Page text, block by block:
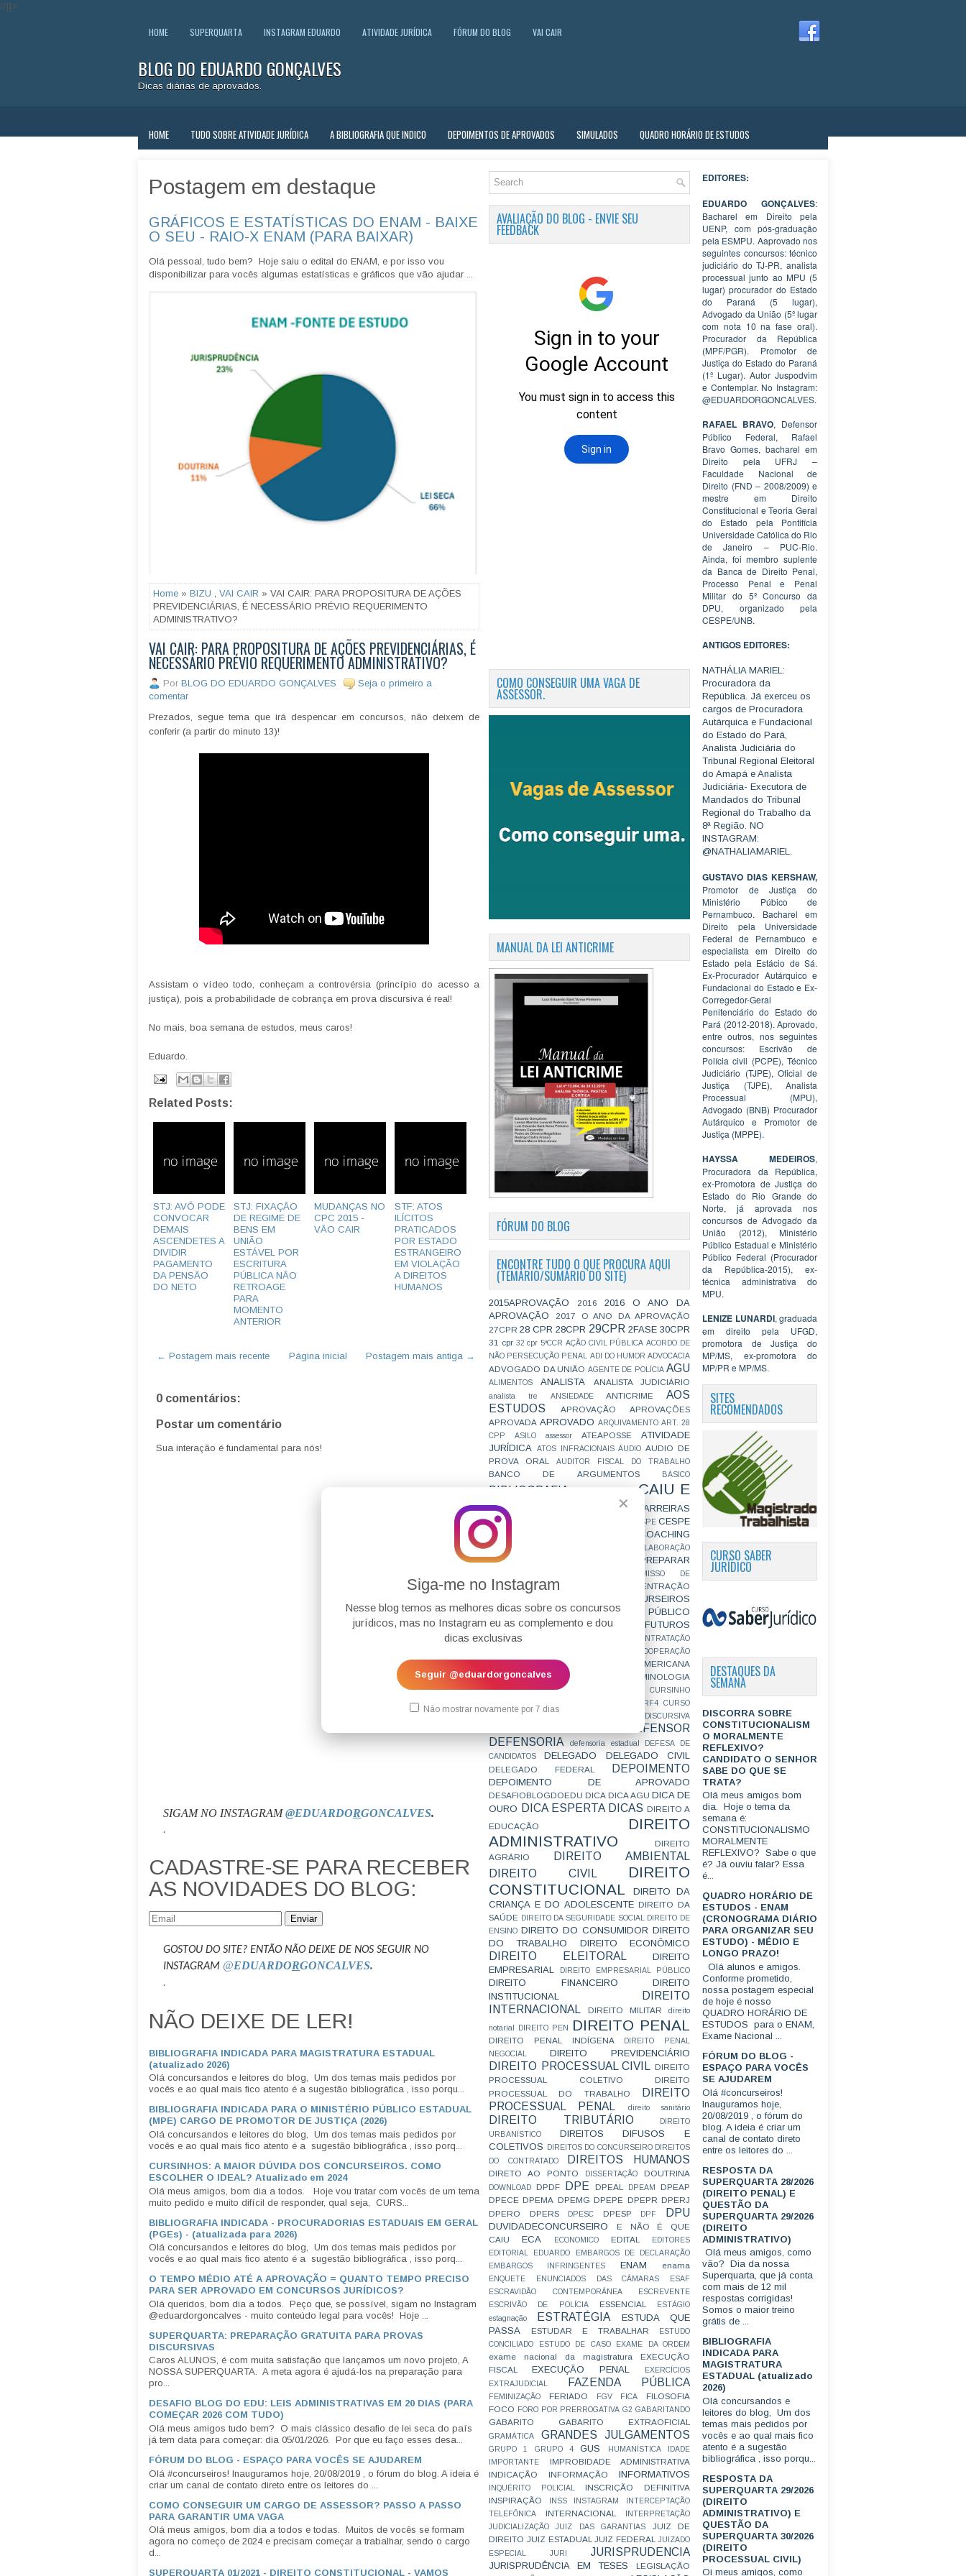
//]]>
HOME SUPERQUARTA INSTAGRAM EDUARDO ATIVIDADE JURÍDICA FÓRUM DO BLOG VAI CAIR
BLOG DO EDUARDO GONÇALVES
Dicas diárias de aprovados.
HOME TUDO SOBRE ATIVIDADE JURÍDICA A BIBLIOGRAFIA QUE INDICO DEPOIMENTOS DE APROVADOS SIMULADOS QUADRO HORÁRIO DE ESTUDOS
✕
Siga-me no Instagram
Nesse blog temos as melhores dicas sobre os concursos
jurídicos, mas no Instagram eu as complemento e dou
dicas exclusivas
Seguir @eduardorgoncalves
Não mostrar novamente por 7 dias
Postagem em destaque
GRÁFICOS E ESTATÍSTICAS DO ENAM - BAIXE
O SEU - RAIO-X ENAM (PARA BAIXAR)
Olá pessoal, tudo bem? Hoje saiu o edital do ENAM, e por isso vou
disponibilizar para vocês algumas estatísticas e gráficos que vão ajudar ...
Home » BIZU , VAI CAIR » VAI CAIR: PARA PROPOSITURA DE AÇÕES
PREVIDENCIÁRIAS, É NECESSÁRIO PRÉVIO REQUERIMENTO
ADMINISTRATIVO?
VAI CAIR: PARA PROPOSITURA DE AÇÕES PREVIDENCIÁRIAS, É
NECESSÁRIO PRÉVIO REQUERIMENTO ADMINISTRATIVO?
Por BLOG DO EDUARDO GONÇALVES
Seja o primeiro a
comentar
Prezados, segue tema que irá despencar em concursos, não deixem de
conferir (a partir do minuto 13)!
Assistam o vídeo todo, conheçam a controvérsia (princípio do acesso a
justiça), pois a probabilidade de cobrança em prova discursiva é real!
No mais, boa semana de estudos, meus caros!
Eduardo.
Related Posts:
STJ: AVÔ PODE
CONVOCAR
DEMAIS
ASCENDETES A
DIVIDIR
PAGAMENTO
DA PENSÃO
DO NETO
STJ: FIXAÇÃO
DE REGIME DE
BENS EM
UNIÃO
ESTÁVEL POR
ESCRITURA
PÚBLICA NÃO
RETROAGE
PARA
MOMENTO
ANTERIOR
MUDANÇAS NO
CPC 2015 -
VÃO CAIR
STF: ATOS
ILÍCITOS
PRATICADOS
POR ESTADO
ESTRANGEIRO
EM VIOLAÇÃO
A DIREITOS
HUMANOS
← Postagem mais recente Postagem mais antiga →
Página inicial
0 comentários:
Postar um comentário
Sua interação é fundamental para nós!
SIGAM NO INSTAGRAM@EDUARDORGONCALVES.
.
CADASTRE-SE PARA RECEBER
AS NOVIDADES DO BLOG:
Enviar
GOSTOU DO SITE? ENTÃO NÃO DEIXE DE NOS SEGUIR NO
INSTAGRAM @EDUARDORGONCALVES.
.
NÃO DEIXE DE LER!
BIBLIOGRAFIA INDICADA PARA MAGISTRATURA ESTADUAL
(atualizado 2026)
Olá concursandos e leitores do blog, Um dos temas mais pedidos por
vocês e ao qual mais fico atento é a sugestão bibliográfica , isso porqu...
BIBLIOGRAFIA INDICADA PARA O MINISTÉRIO PÚBLICO ESTADUAL
(MPE) CARGO DE PROMOTOR DE JUSTIÇA (2026)
Olá concursandos e leitores do blog, Um dos temas mais pedidos por
vocês e ao qual mais fico atento é a sugestão bibliográfica , isso porq...
CURSINHOS: A MAIOR DÚVIDA DOS CONCURSEIROS. COMO
ESCOLHER O IDEAL? Atualizado em 2024
Olá meus amigos, bom dia a todos. Hoje vou tratar com vocês de um tema
muito pedido e muito difícil de responder, qual seja, CURS...
BIBLIOGRAFIA INDICADA - PROCURADORIAS ESTADUAIS EM GERAL
(PGEs) - (atualizada para 2026)
Olá concursandos e leitores do blog, Um dos temas mais pedidos por
vocês e ao qual mais fico atento é a sugestão bibliográfica , isso porq...
O TEMPO MÉDIO ATÉ A APROVAÇÃO = QUANTO TEMPO PRECISO
PARA SER APROVADO EM CONCURSOS JURÍDICOS?
Olá queridos, bom dia a todos. Peço que, se possível, sigam no Instagram
@eduardorgoncalves - muito conteúdo legal para vocês! Hoje ...
SUPERQUARTA: PREPARAÇÃO GRATUITA PARA PROVAS
DISCURSIVAS
Caros ALUNOS, é com muita satisfação que lançamos um novo projeto, A
NOSSA SUPERQUARTA. A meta agora é ajudá-los na preparação para
pro...
DESAFIO BLOG DO EDU: LEIS ADMINISTRATIVAS EM 20 DIAS (PARA
COMEÇAR 2026 COM TUDO)
Olá meus amigos tudo bem? O mais clássico desafio de lei seca do país
já tem data para começar: dia 05/01/2026. Por que eu faço esses desa...
FÓRUM DO BLOG - ESPAÇO PARA VOCÊS SE AJUDAREM
Olá #concurseiros! Inauguramos hoje, 20/08/2019 , o fórum do blog. A ideia é
criar um canal de contato direto entre os leitores do ...
COMO CONSEGUIR UM CARGO DE ASSESSOR? PASSO A PASSO
PARA GARANTIR UMA VAGA
Olá meus amigos, bom dia a todos e todas. Muitos de vocês se formam
agora no começo de 2024 e precisam começar a trabalhar, sendo o cargo
d...
SUPERQUARTA 01/2021 - DIREITO CONSTITUCIONAL - VAMOS
AVALIAÇÃO DO BLOG - ENVIE SEU
FEEDBACK
COMO CONSEGUIR UMA VAGA DE
ASSESSOR.
MANUAL DA LEI ANTICRIME
FÓRUM DO BLOG
ENCONTRE TUDO O QUE PROCURA AQUI
(TEMÁRIO/SUMÁRIO DO SITE)
2015APROVAÇÃO 2016
2016 O ANO DA
APROVAÇÃO
2017 O ANO DA APROVAÇÃO
27CPR 28 CPR 28CPR 29CPR 2FASE 30CPR
31 cpr 32 cpr 5ªCCR AÇÃO CIVIL PÚBLICA ACORDO DE
NÃO PERSECUÇÃO PENAL
ADI DO HUMOR ADVOCACIA
ADVOGADO DA UNIÃO AGENTE DE POLÍCIA AGU
ALIMENTOS ANALISTA ANALISTA JUDICIÁRIO
analista tre ANSIEDADE ANTICRIME
AOS
ESTUDOS
APROVAÇÃO
APROVAÇÕES
APROVADA APROVADO ARQUIVAMENTO ART. 28
CPP
ASILO assessor ATEAPOSSE
ATIVIDADE
JURÍDICA
ATOS INFRACIONAIS ÁUDIO AUDIO DE
PROVA ORAL
AUDITOR FISCAL DO TRABALHO
BANCO DE ARGUMENTOS BÁSICO
BIBLIOGRAFIA
CAIU E
VAI CAIR
CARREIRAS
CARREIRAS
JURÍDICAS
CEBRASPE CESPE
CF COACHING
CÓDIGO DE TRÂNSITO BRASILEIRO
COLABORAÇÃO
COMBATE À CORRUPÇÃO
COMO SE PREPARAR
COMPROMISSO DE
AJUSTAMENTO DE CONDUTA
CONCENTRAÇÃO
CONCURSEIROS
CONCURSO
CONCURSO PÚBLICO
CONCURSOS
CONCURSOS FUTUROS
CONCURSOS NÍVEL HARD
CONTRATAÇÃO
COOPERAÇÃO
CORTE INTERAMERICANA
CPC2015
CPI
CRIMINOLOGIA
CRONOGRAMA
CTB CURSINHO
CURSO ESTUDO DE CASO - TRF4
CURSO
PARA A SUBJETIVA
CURSO PROVA DISCURSIVA
DEFENSOR
DEFENSORIA
defensoria estadual
DEFESA DE
CANDIDATOS
DELEGADO DELEGADO CIVIL
DELEGADO FEDERAL DEPOIMENTO
DEPOIMENTO DE APROVADO
DESAFIOBLOGDOEDU DICA DICA AGU DICA DE
OURO DICA ESPERTA DICAS DIREITO A
EDUCAÇÃO
DIREITO
ADMINISTRATIVO
DIREITO
AGRÁRIO
DIREITO AMBIENTAL
DIREITO CIVIL
DIREITO
CONSTITUCIONAL
DIREITO DA
CRIANÇA E DO ADOLESCENTE DIREITO DA
SAÚDE
DIREITO DA SEGURIDADE SOCIAL
DIREITO DE
ENSINO DIREITO DO CONSUMIDOR DIREITO
DO TRABALHO
DIREITO ECONÔMICO
DIREITO ELEITORAL
DIREITO
EMPRESARIAL
DIREITO EMPRESARIAL PÚBLICO
DIREITO FINANCEIRO
DIREITO
INSTITUCIONAL
DIREITO
INTERNACIONAL
DIREITO MILITAR direito
notarial DIREITO PEN DIREITO PENAL
DIREITO PENAL INDÍGENA
DIREITO PENAL
NEGOCIAL
DIREITO PREVIDENCIÁRIO
DIREITO PROCESSUAL CIVIL
DIREITO
PROCESSUAL COLETIVO
DIREITO
PROCESSUAL DO TRABALHO
DIREITO
PROCESSUAL PENAL
direito sanitário
DIREITO TRIBUTÁRIO
DIREITO
URBANÍSTICO
DIREITOS DIFUSOS E
COLETIVOS
DIREITOS DO CONCURSEIRO DIREITOS
DO CONTRATADO
DIREITOS HUMANOS
DIRETO AO PONTO DISSERTAÇÃO DOUTRINA
DOWNLOAD DPDF DPE DPEAL DPEAM
DPEAP
DPECE DPEMA DPEMG DPEPE DPEPR DPERJ
DPERO
DPERS DPESC DPESP DPF DPU
DUVIDADECONCURSEIRO
E NÃO É QUE
CAIU
ECA ECONOMICO EDITAL
EDITORES
EDITORIAL
EDUARDO
EMBARGOS DE DECLARAÇÃO
EMBARGOS INFRINGENTES
ENAM enama
ENQUETE ENUNCIADOS DAS CÂMARAS
ESAF
ESCRAVIDÃO CONTEMPORÂNEA
ESCREVENTE
ESCRIVÃO DE POLÍCIA
ESSENCIAL
ESTÁGIO
estagnação
ESTRATÉGIA
ESTUDA QUE
PASSA
ESTUDAR E TRABALHAR
ESTUDO
CONCILIADO
ESTUDO DE CASO EXAME DA ORDEM
exame nacional da magistratura
EXECUÇÃO
FISCAL
EXECUÇÃO PENAL
EXERCÍCIOS
EXTRAJUDICIAL
FAZENDA PÚBLICA
FEMINIZAÇÃO FERIADO FGV FICA
FILOSOFIA
FOCO
FORO POR PRERROGATIVA G2 GABARITANDO
GABARITO GABARITO EXTRAOFICIAL
GRAMÁTICA GRANDES JULGAMENTOS
GRUPO 1 GRUPO 4 GUS HUMANÍSTICA
IDADE
IMPORTANTE
IMPROBIDADE ADMINISTRATIVA
INDICAÇÃO
INFORMAÇÃO INFORMATIVOS
INQUÉRITO POLICIAL
INSCRIÇÃO DEFINITIVA
INSPIRAÇÃO
INSS INSTAGRAM
INTERCEPTAÇÃO
TELEFÔNICA
INTERNACIONAL
INTERPRETAÇÃO
JUDICIALIZAÇÃO
JUIZ DAS GARANTIAS
JUIZ DE
DIREITO JUIZ ESTADUAL JUIZ FEDERAL
JUIZADO
ESPECIAL
JURI JURISPRUDENCIA
JURISPRUDÊNCIA EM TESES
LEGISLAÇÃO
EDITORES:
EDUARDO GONÇALVES:
Bacharel em Direito pela
UENP, com pós-graduação
pela ESMPU. Aaprovado nos
seguintes concursos: técnico
judiciário do TJ-PR, analista
processual junto ao MPU (5
lugar) procurador do Estado
do Paraná (5 lugar),
Advogado da União (5º lugar
com nota 10 na fase oral).
Procurador da República
(MPF/PGR). Promotor de
Justiça do Estado do Paraná
(1º Lugar). Autor Juspodvim
e Contemplar. No Instagram:
@EDUARDORGONCALVES.
RAFAEL BRAVO, Defensor
Público Federal, Rafael
Bravo Gomes, bacharel em
Direito pela UFRJ –
Faculdade Nacional de
Direito (FND – 2008/2009) e
mestre em Direito
Constitucional e Teoria Geral
do Estado pela Pontifícia
Universidade Católica do Rio
de Janeiro – PUC-Rio.
Ainda, foi membro suplente
da Banca de Direito Penal,
Processo Penal e Penal
Militar do 5º Concurso da
DPU, organizado pela
CESPE/UNB.
ANTIGOS EDITORES:
NATHÁLIA MARIEL:
Procuradora da
República. Já exerceu os
cargos de Procuradora
Autárquica e Fundacional
do Estado do Pará,
Analista Judiciária do
Tribunal Regional Eleitoral
do Amapá e Analista
Judiciária- Executora de
Mandados do Tribunal
Regional do Trabalho da
8ª Região. NO
INSTAGRAM:
@NATHALIAMARIEL.
GUSTAVO DIAS KERSHAW,
Promotor de Justiça do
Ministério Púbico de
Pernambuco. Bacharel em
Direito pela Universidade
Federal de Pernambuco e
especialista em Direito do
Estado pela Estácio de Sá.
Ex-Procurador Autárquico e
Fundacional do Estado e Ex-
Corregedor-Geral
Penitenciário do Estado do
Pará (2012-2018). Aprovado,
entre outros, nos seguintes
concursos: Escrivão de
Polícia civil (PCPE), Técnico
Judiciário (TJPE), Oficial de
Justiça (TJPE), Analista
Processual (MPU),
Advogado (BNB) Procurador
Autárquico e Promotor de
Justiça (MPPE).
HAYSSA MEDEIROS,
Procuradora da República,
ex-Promotora de Justiça do
Estado do Rio Grande do
Norte, já aprovada nos
concursos de Advogado da
União (2012), Ministério
Público Estadual e Ministério
Público Federal (Procurador
da República-2015), ex-
técnica administrativa do
MPU.
LENIZE LUNARDI, graduada
em direito pela UFGD,
promotora de Justiça do
MP/MS, ex-promotora do
MP/PR e MP/MS.
SITES
RECOMENDADOS
CURSO SABER
JURÍDICO
DESTAQUES DA
SEMANA
DISCORRA SOBRE
CONSTITUCIONALISM
O MORALMENTE
REFLEXIVO?
CANDIDATO O SENHOR
SABE DO QUE SE
TRATA?
Olá meus amigos bom
dia. Hoje o tema da
semana é:
CONSTITUCIONALISMO
MORALMENTE
REFLEXIVO? Sabe o que
é? Já ouviu falar? Essa
é...
QUADRO HORÁRIO DE
ESTUDOS - ENAM
(CRONOGRAMA DIÁRIO
PARA ORGANIZAR SEU
ESTUDO) - MÉDIO E
LONGO PRAZO!
Olá alunos e amigos.
Conforme prometido,
nossa postagem especial
de hoje é nosso
QUADRO HORÁRIO DE
ESTUDOS para o ENAM,
Exame Nacional ...
FÓRUM DO BLOG -
ESPAÇO PARA VOCÊS
SE AJUDAREM
Olá #concurseiros!
Inauguramos hoje,
20/08/2019 , o fórum do
blog. A ideia é criar um
canal de contato direto
entre os leitores do ...
RESPOSTA DA
SUPERQUARTA 28/2026
(DIREITO PENAL) E
QUESTÃO DA
SUPERQUARTA 29/2026
(DIREITO
ADMINISTRATIVO)
Olá meus amigos, como
vão? Dia da nossa
Superquarta, que já conta
com mais de 12 mil
respostas corrigidas!
Somos o maior treino
grátis de ...
BIBLIOGRAFIA
INDICADA PARA
MAGISTRATURA
ESTADUAL (atualizado
2026)
Olá concursandos e
leitores do blog, Um dos
temas mais pedidos por
vocês e ao qual mais fico
atento é a sugestão
bibliográfica , isso porqu...
RESPOSTA DA
SUPERQUARTA 29/2026
(DIREITO
ADMINISTRATIVO) E
QUESTÃO DA
SUPERQUARTA 30/2026
(DIREITO
PROCESSUAL CIVIL)
Oi meus amigos, como